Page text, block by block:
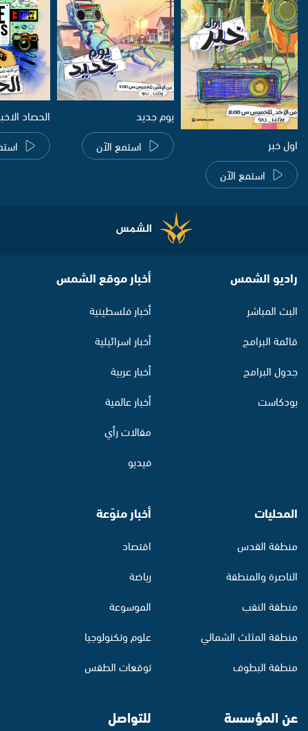
اول خبر
استمع الآن
يوم جديد
استمع الآن
الحصاد
راديو الشمس
البث المباشر
قائمة البرامج
جدول البرامج
بودكاست
أخبار موقع الشمس
أخبار فلسطينية
أخبار اسرائيلية
أخبار عربية
أخبار عالمية
مقالات رأي
فيديو
المحليات
منطقة القدس
الناصرة والمنطقة
منطقة النقب
منطقة المثلث الشمالي
منطقة البطوف
أخبار منوّعة
اقتصاد
رياضة
الموسوعة
علوم وتكنولوجيا
توقعات الطقس
عن المؤسسة للتواصل